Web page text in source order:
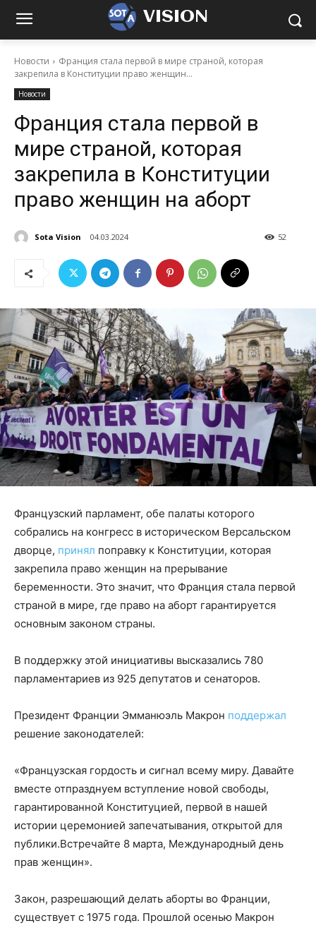
VISION
Новости
Франция стала первой в мире страной, которая
закрепила в Конституции право женщин...
Новости
Франция стала первой в
мире страной, которая
закрепила в Конституции
право женщин на аборт
Sota Vision 04.03.2024 52
Французский парламент, обе палаты которого
собрались на конгресс в историческом Версальском
дворце, принял поправку к Конституции, которая
закрепила право женщин на прерывание
беременности. Это значит, что Франция стала первой
страной в мире, где право на аборт гарантируется
основным законом страны.
В поддержку этой инициативы высказались 780
парламентариев из 925 депутатов и сенаторов.
Президент Франции Эмманюэль Макрон поддержал
решение законодателей:
«Французская гордость и сигнал всему миру. Давайте
вместе отпразднуем вступление новой свободы,
гарантированной Конституцией, первой в нашей
истории церемонией запечатывания, открытой для
публики.Встречайте 8 марта, Международный день
прав женщин».
Закон, разрешающий делать аборты во Франции,
существует с 1975 года. Прошлой осенью Макрон